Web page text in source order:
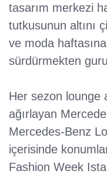
tasarım merkezi
tutkusunun altını
ve moda
sürdürmekten
Her sezon lounge
ağırlayan
Mercedes-Benz
içerisinde
Fashion Week